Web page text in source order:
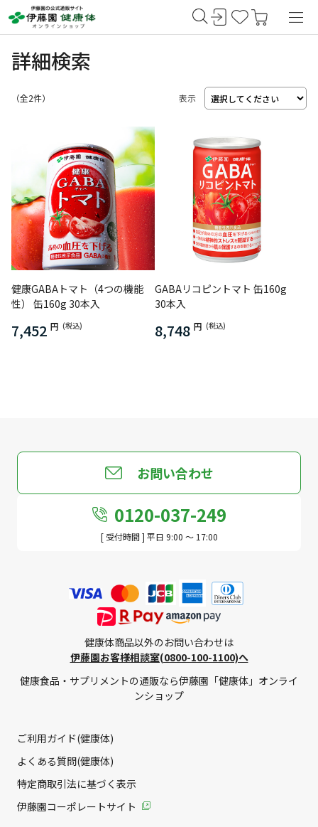
詳細検索
表示
（ 2件）
健康GABAトマト（4つの機能
性） 缶160g 30本入
7,452 円 (税込)
GABAリコピントマト 缶160g
30本入
8,748 円 (税込)
お問い合わせ
0120-037-249
[ 受付時間 ] 平日 9:00 ～ 17:00
健康体商品以外のお問い合わせは
伊藤園お客様相談室(0800-100-1100)へ
健康食品・サプリメントの通販なら伊藤園「健康体」オンライ
ンショップ
ご利用ガイド(健康体)
よくある質問(健康体)
特定商取引法に基づく表示
伊藤園コーポレートサイト